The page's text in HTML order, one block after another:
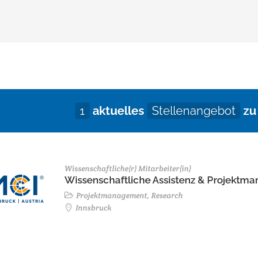
1 aktuelles Stellenangebot zu
Wissenschaftliche(r) Mitarbeiter(in)
Wissenschaftliche Assistenz &
Projektmanagement, Research
Innsbruck